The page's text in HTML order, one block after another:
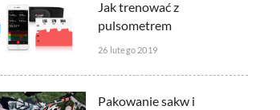
Jak trenować z
pulsometrem
26 lutego 2019
Pakowanie sakw i